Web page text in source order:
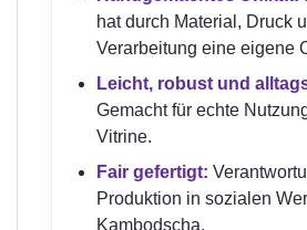
hat durch Material, Druck
Verarbeitung eine eigene
Leicht, robust und
Gemacht für echte
Vitrine.
Fair gefertigt:
Produktion in sozialen
Kambodscha.